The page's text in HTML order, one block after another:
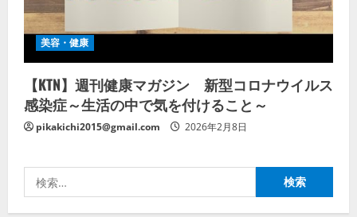
美容・健康
【KTN】週刊健康マガジン 新型コロナウイルス
感染症～生活の中で気を付けること～
pikakichi2015@gmail.com 2026年2月8日
索: